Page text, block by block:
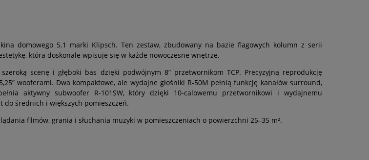
domowego 5.1 marki Klipsch. Ten zestaw, zbudowany na bazie flagowych kolumn z serii
która doskonale wpisuje się w każde nowoczesne wnętrze.
scenę i głęboki bas dzięki podwójnym 8” przetwornikom TCP. Precyzyjną reprodukcję
wooferami. Dwa kompaktowe, ale wydajne głośniki R‑50M pełnią funkcję kanałów surround,
aktywny subwoofer R‑101SW, który dzięki 10-calowemu przetwornikowi i wydajnemu
do średnich i większych pomieszczeń.
filmów, grania i słuchania muzyki w pomieszczeniach o powierzchni 25–35 m².